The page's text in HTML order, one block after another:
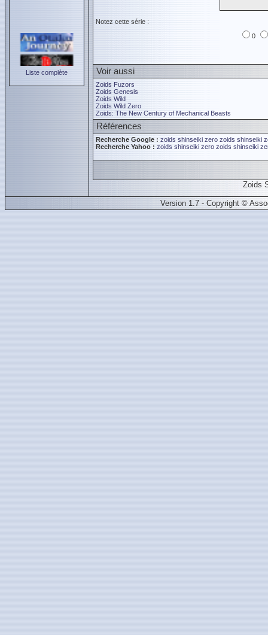
Liste complète
Notez cette série :
0
Voir aussi
Zoids Fuzors
Zoids Genesis
Zoids Wild
Zoids Wild Zero
Zoids: The New Century of Mechanical Beasts
Références
Recherche Google : zoids shinseiki zero zoids shinseiki
Recherche Yahoo : zoids shinseiki zero zoids shinseiki
Zoids
Version 1.7 - Copyright ©